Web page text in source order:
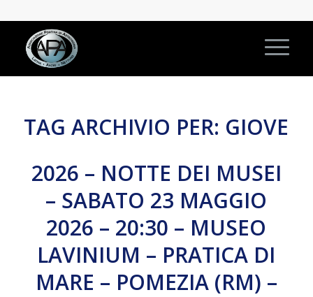
TAG ARCHIVIO PER: GIOVE
2026 – NOTTE DEI MUSEI
– SABATO 23 MAGGIO
2026 – 20:30 – MUSEO
LAVINIUM – PRATICA DI
MARE – POMEZIA (RM) –